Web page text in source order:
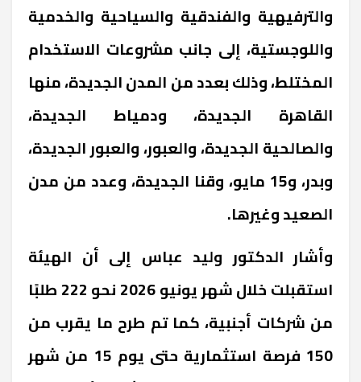
والترفيهية والفندقية والسياحية والخدمية
واللوجستية، إلى جانب مشروعات الاستخدام
المختلط، وذلك بعدد من المدن الجديدة، منها
القاهرة الجديدة، ودمياط الجديدة،
والصالحية الجديدة، والعبور، والعبور الجديدة،
وبدر، و15 مايو، وقنا الجديدة، وعدد من مدن
الصعيد وغيرها.
وأشار الدكتور وليد عباس إلى أن الهيئة
استقبلت خلال شهر يونيو 2026 نحو 222 طلبًا
من شركات أجنبية، كما تم طرح ما يقرب من
150 فرصة استثمارية حتى يوم 15 من شهر